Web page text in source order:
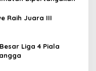
Raih Juara III
Liga 4 Piala